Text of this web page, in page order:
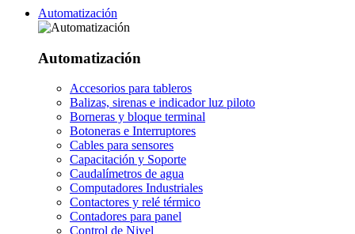
Automatización
Automatización
Accesorios para tableros
Balizas, sirenas e indicador luz piloto
Borneras y bloque terminal
Botoneras e Interruptores
Cables para sensores
Capacitación y Soporte
Caudalímetros de agua
Computadores Industriales
Contactores y relé térmico
Contadores para panel
Control de Nivel